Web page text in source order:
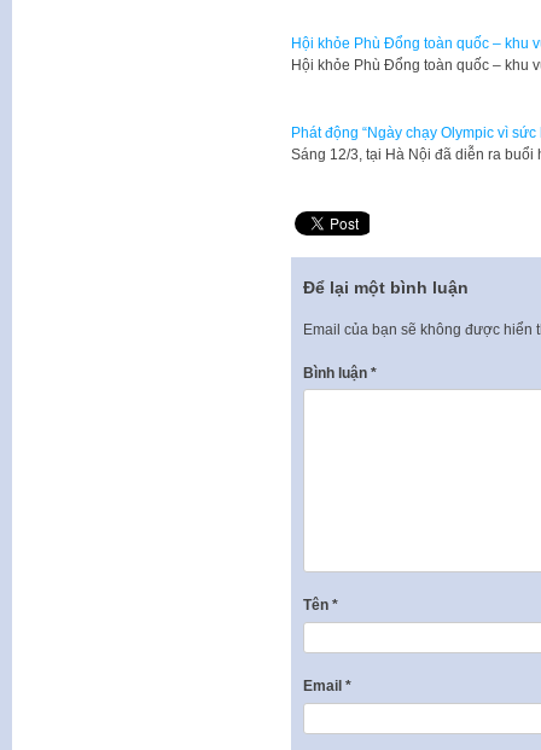
Hội khỏe Phù Đổng toàn quốc – khu
Hội khỏe Phù Đổng toàn quốc – khu
Phát động “Ngày chạy Olympic vì sức
​Sáng 12/3, tại Hà Nội đã diễn ra
Để lại một bình luận
Email của bạn sẽ không được hiển
Bình luận *
Tên *
Email *